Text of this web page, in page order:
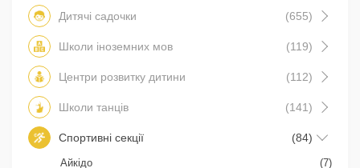
Дитячі садочки (655)
Школи іноземних мов (119)
Центри розвитку дитини (112)
Школи танців (141)
Спортивні секції (84)
Айкідо
(7)